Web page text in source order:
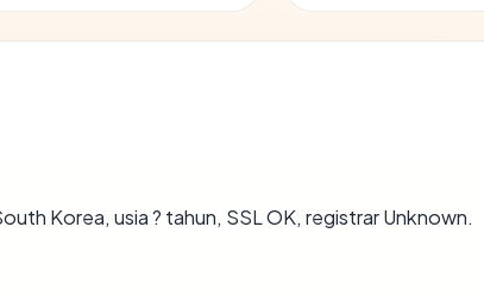
Korea, usia ? tahun, SSL OK, registrar Unknown.